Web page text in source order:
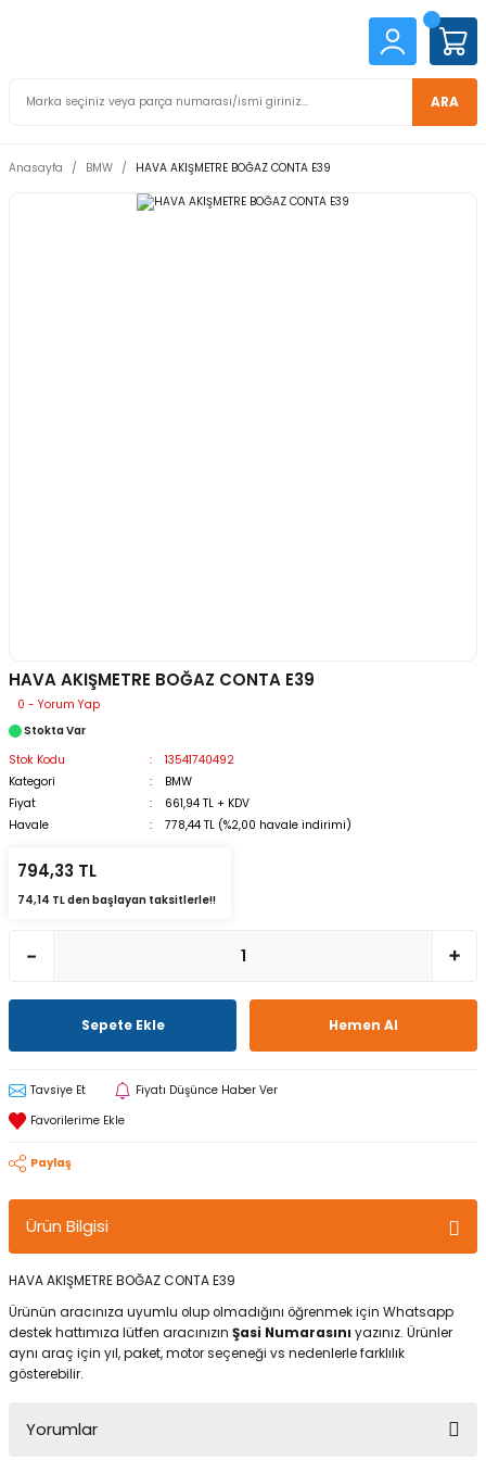
ARA
Anasayfa BMW HAVA AKIŞMETRE BOĞAZ CONTA E39
HAVA AKIŞMETRE BOĞAZ CONTA E39
0 - Yorum Yap
Stokta Var
Stok Kodu
13541740492
Kategori
BMW
Fiyat
661,94 TL + KDV
Havale
778,44 TL (%2,00 havale indirimi)
794,33 TL
74,14 TL den başlayan taksitlerle!!
Sepete Ekle Hemen Al
Tavsiye Et Fiyatı Düşünce Haber Ver
Paylaş
Ürün Bilgisi
HAVA AKIŞMETRE BOĞAZ CONTA E39
Ürünün aracınıza uyumlu olup olmadığını öğrenmek için Whatsapp
destek hattımıza lütfen aracınızın Şasi Numarasını yazınız. Ürünler
aynı araç için yıl, paket, motor seçeneği vs nedenlerle farklılık
gösterebilir.
Yorumlar